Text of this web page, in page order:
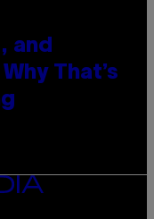
and
That’s